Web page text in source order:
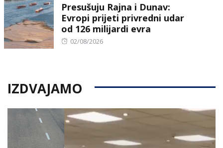
Presušuju Rajna i Dunav:
Evropi prijeti privredni udar
od 126 milijardi evra
Posted
02/08/2026
IZDVAJAMO